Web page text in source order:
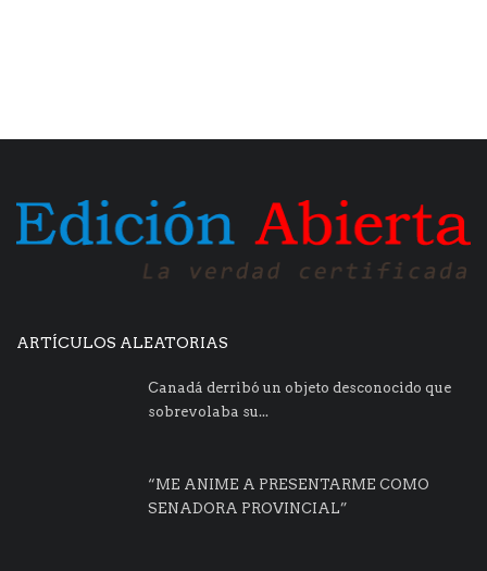
ARTÍCULOS ALEATORIAS
Canadá derribó un objeto desconocido que
sobrevolaba su...
“ME ANIME A PRESENTARME COMO
SENADORA PROVINCIAL”